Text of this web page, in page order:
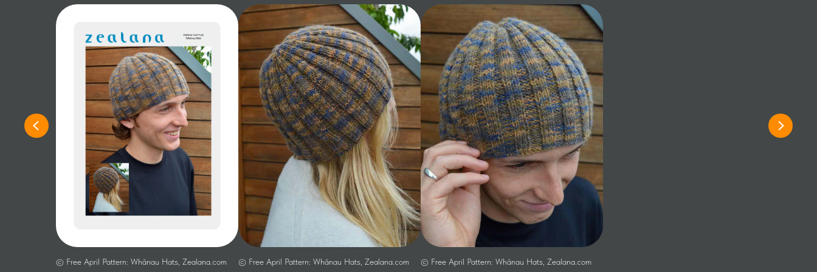
© Free April Pattern: Whānau Hats, Zealana.com © Free April Pattern: Whānau Hats, Zealana.com © Free April Pattern: Whānau Hats, Zealana.com